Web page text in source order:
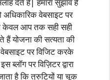
देते हैं| हमारा सुझाव है
अधिकारिक वेबसाइट पर
केवल आप तक सही सही
हैं योजना की सत्यता की
पर विजिट करके
ब्लॉग पर विज़िटर द्वारा
है कि त्रुटियों या चूक